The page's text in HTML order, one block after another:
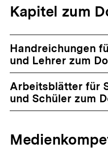
Kapitel zum
Handreichungen
und Lehrer zum
Arbeitsblätter für
und Schüler zum